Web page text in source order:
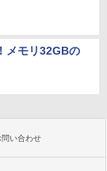
メモリ32GBの
問い合わせ